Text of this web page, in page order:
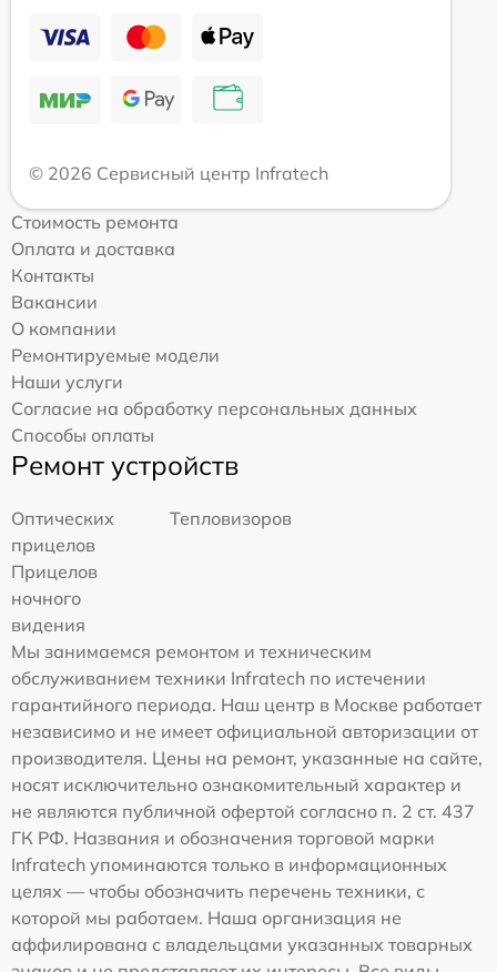
© 2026 Сервисный центр Infratech
Стоимость ремонта
Оплата и доставка
Контакты
Вакансии
О компании
Ремонтируемые модели
Наши услуги
Согласие на обработку персональных данных
Способы оплаты
Ремонт устройств
Оптических
прицелов
Тепловизоров
Прицелов
ночного
видения
Мы занимаемся ремонтом и техническим
обслуживанием техники Infratech по истечении
гарантийного периода. Наш центр в Москве работает
независимо и не имеет официальной авторизации от
производителя. Цены на ремонт, указанные на сайте,
носят исключительно ознакомительный характер и
не являются публичной офертой согласно п. 2 ст. 437
ГК РФ. Названия и обозначения торговой марки
Infratech упоминаются только в информационных
целях — чтобы обозначить перечень техники, с
которой мы работаем. Наша организация не
аффилирована с владельцами указанных товарных